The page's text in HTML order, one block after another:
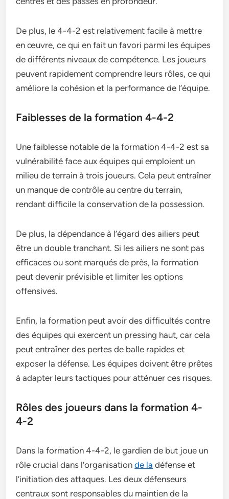
De plus, le 4-4-2 est relativement facile à mettre
en œuvre, ce qui en fait un favori parmi les équipes
de différents niveaux de compétence. Les joueurs
peuvent rapidement comprendre leurs rôles, ce qui
améliore la cohésion et la performance de l’équipe.
Faiblesses de la formation 4-4-2
Une faiblesse notable de la formation 4-4-2 est sa
vulnérabilité face aux équipes qui emploient un
milieu de terrain à trois joueurs. Cela peut entraîner
un manque de contrôle au centre du terrain,
rendant difficile la conservation de la possession.
De plus, la dépendance à l’égard des ailiers peut
être un double tranchant. Si les ailiers ne sont pas
efficaces ou sont marqués de près, la formation
peut devenir prévisible et limiter les options
offensives.
Enfin, la formation peut avoir des difficultés contre
des équipes qui exercent un pressing haut, car cela
peut entraîner des pertes de balle rapides et
exposer la défense. Les équipes doivent être prêtes
à adapter leurs tactiques pour atténuer ces risques.
Rôles des joueurs dans la formation 4-
4-2
Dans la formation 4-4-2, le gardien de but joue un
rôle crucial dans l’organisationde la défense et
l’initiation des attaques. Les deux défenseurs
centraux sont responsables du maintien de la